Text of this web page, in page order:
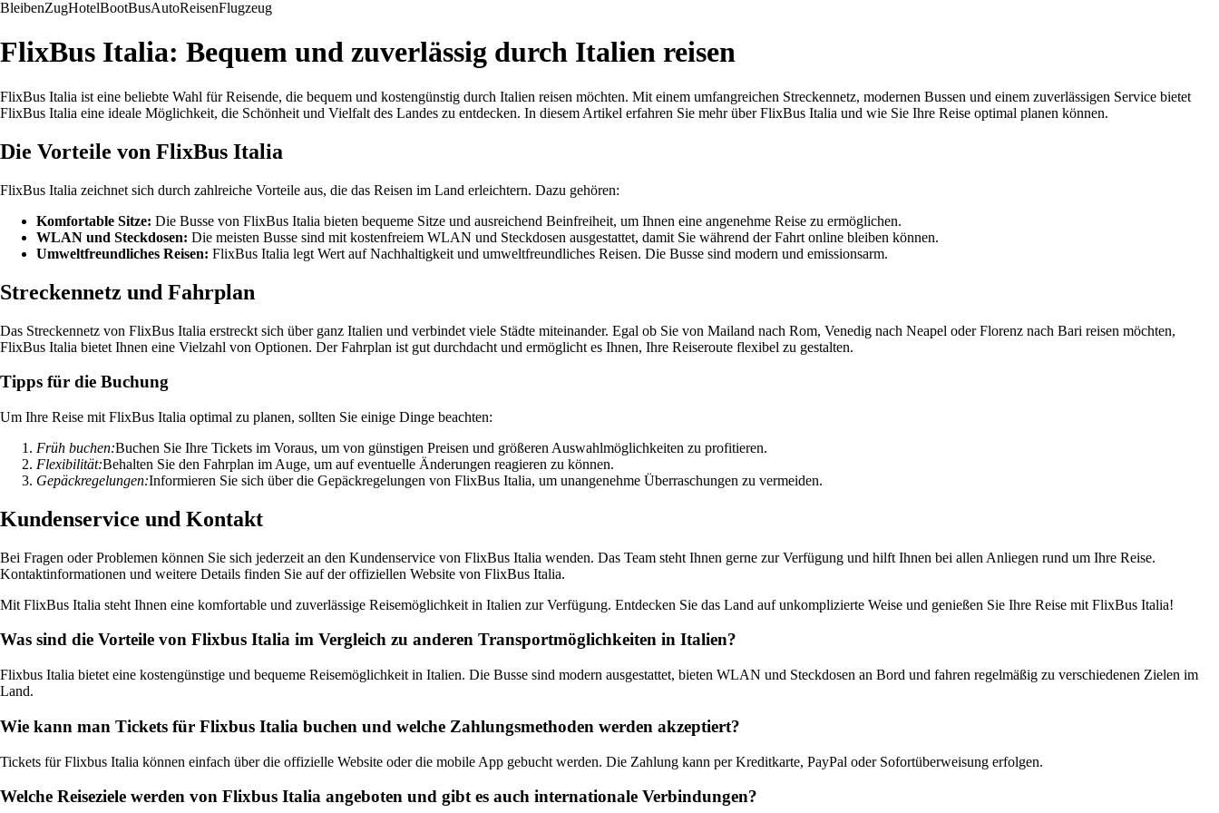
BleibenZugHotelBootBusAutoReisenFlugzeug
FlixBus Italia: Bequem und zuverlässig durch Italien reisen
FlixBus Italia ist eine beliebte Wahl für Reisende, die bequem und kostengünstig durch Italien reisen möchten. Mit einem umfangreichen Streckennetz, modernen Bussen und einem zuverlässigen Service bietet
FlixBus Italia eine ideale Möglichkeit, die Schönheit und Vielfalt des Landes zu entdecken. In diesem Artikel erfahren Sie mehr über FlixBus Italia und wie Sie Ihre Reise optimal planen können.
Die Vorteile von FlixBus Italia
FlixBus Italia zeichnet sich durch zahlreiche Vorteile aus, die das Reisen im Land erleichtern. Dazu gehören:
Komfortable Sitze: Die Busse von FlixBus Italia bieten bequeme Sitze und ausreichend Beinfreiheit, um Ihnen eine angenehme Reise zu ermöglichen.
WLAN und Steckdosen: Die meisten Busse sind mit kostenfreiem WLAN und Steckdosen ausgestattet, damit Sie während der Fahrt online bleiben können.
Umweltfreundliches Reisen: FlixBus Italia legt Wert auf Nachhaltigkeit und umweltfreundliches Reisen. Die Busse sind modern und emissionsarm.
Streckennetz und Fahrplan
Das Streckennetz von FlixBus Italia erstreckt sich über ganz Italien und verbindet viele Städte miteinander. Egal ob Sie von Mailand nach Rom, Venedig nach Neapel oder Florenz nach Bari reisen möchten,
FlixBus Italia bietet Ihnen eine Vielzahl von Optionen. Der Fahrplan ist gut durchdacht und ermöglicht es Ihnen, Ihre Reiseroute flexibel zu gestalten.
Tipps für die Buchung
Um Ihre Reise mit FlixBus Italia optimal zu planen, sollten Sie einige Dinge beachten:
Früh buchen:Buchen Sie Ihre Tickets im Voraus, um von günstigen Preisen und größeren Auswahlmöglichkeiten zu profitieren.
Flexibilität:Behalten Sie den Fahrplan im Auge, um auf eventuelle Änderungen reagieren zu können.
Gepäckregelungen:Informieren Sie sich über die Gepäckregelungen von FlixBus Italia, um unangenehme Überraschungen zu vermeiden.
Kundenservice und Kontakt
Bei Fragen oder Problemen können Sie sich jederzeit an den Kundenservice von FlixBus Italia wenden. Das Team steht Ihnen gerne zur Verfügung und hilft Ihnen bei allen Anliegen rund um Ihre Reise.
Kontaktinformationen und weitere Details finden Sie auf der offiziellen Website von FlixBus Italia.
Mit FlixBus Italia steht Ihnen eine komfortable und zuverlässige Reisemöglichkeit in Italien zur Verfügung. Entdecken Sie das Land auf unkomplizierte Weise und genießen Sie Ihre Reise mit FlixBus Italia!
Was sind die Vorteile von Flixbus Italia im Vergleich zu anderen Transportmöglichkeiten in Italien?
Flixbus Italia bietet eine kostengünstige und bequeme Reisemöglichkeit in Italien. Die Busse sind modern ausgestattet, bieten WLAN und Steckdosen an Bord und fahren regelmäßig zu verschiedenen Zielen im
Land.
Wie kann man Tickets für Flixbus Italia buchen und welche Zahlungsmethoden werden akzeptiert?
Tickets für Flixbus Italia können einfach über die offizielle Website oder die mobile App gebucht werden. Die Zahlung kann per Kreditkarte, PayPal oder Sofortüberweisung erfolgen.
Welche Reiseziele werden von Flixbus Italia angeboten und gibt es auch internationale Verbindungen?